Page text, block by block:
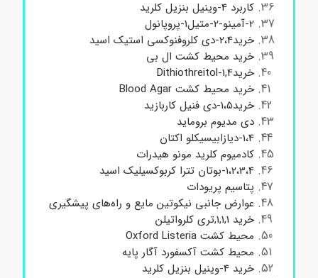
کاربرد 4-وینیل بنزیل کلرید
2-آمینو-2-متیل1-پروپانول
خرید2،4-دی کلروفنوکسی استیک اسید
خرید محیط کشت ال بی
خرید1,4-Dithiothreitol
خرید محیط کشت Blood Agar
خرید1،5-دی فنیل کاربازید
دی مدیوم بروماید
1،4-دیازابیسیکلو اکتان
کادمیوم کلرید مونو هیدرات
1،2،3،4-بوتان تترا کربوکسیلیک اسید
پتاسیم پریودات
عوارض جانبی نیکوتین مایع و راه‌های پیشگیری
خرید 1,1,1,تری کلرواتیلن
محیط کشت Oxford Listeria
محیط کشت آکسفورد آگار پایه
خرید 4-وینیل بنزیل کلرید